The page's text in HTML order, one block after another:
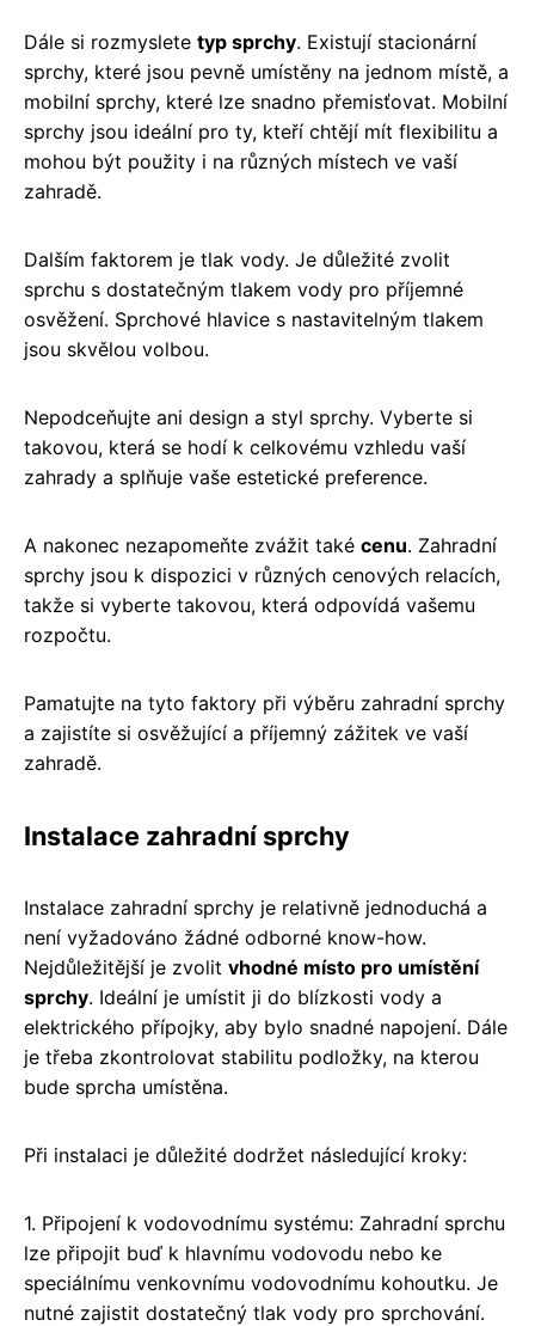
Dále si rozmyslete typ sprchy. Existují stacionární
sprchy, které jsou pevně umístěny na jednom místě, a
mobilní sprchy, které lze snadno přemisťovat. Mobilní
sprchy jsou ideální pro ty, kteří chtějí mít flexibilitu a
mohou být použity i na různých místech ve vaší
zahradě.
Dalším faktorem je tlak vody. Je důležité zvolit
sprchu s dostatečným tlakem vody pro příjemné
osvěžení. Sprchové hlavice s nastavitelným tlakem
jsou skvělou volbou.
Nepodceňujte ani design a styl sprchy. Vyberte si
takovou, která se hodí k celkovému vzhledu vaší
zahrady a splňuje vaše estetické preference.
A nakonec nezapomeňte zvážit také cenu. Zahradní
sprchy jsou k dispozici v různých cenových relacích,
takže si vyberte takovou, která odpovídá vašemu
rozpočtu.
Pamatujte na tyto faktory při výběru zahradní sprchy
a zajistíte si osvěžující a příjemný zážitek ve vaší
zahradě.
Instalace zahradní sprchy
Instalace zahradní sprchy je relativně jednoduchá a
není vyžadováno žádné odborné know-how.
Nejdůležitější je zvolit vhodné místo pro umístění
sprchy. Ideální je umístit ji do blízkosti vody a
elektrického přípojky, aby bylo snadné napojení. Dále
je třeba zkontrolovat stabilitu podložky, na kterou
bude sprcha umístěna.
Při instalaci je důležité dodržet následující kroky:
1. Připojení k vodovodnímu systému: Zahradní sprchu
lze připojit buď k hlavnímu vodovodu nebo ke
speciálnímu venkovnímu vodovodnímu kohoutku. Je
nutné zajistit dostatečný tlak vody pro sprchování.